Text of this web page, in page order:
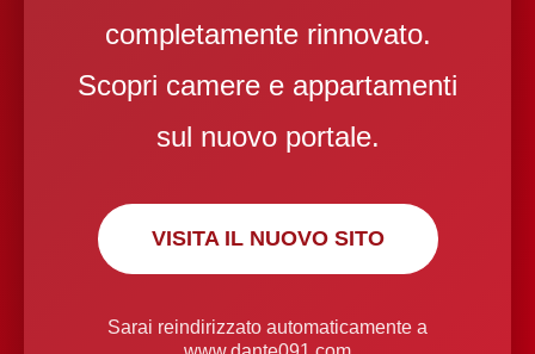
completamente rinnovato.
Scopri camere e appartamenti
sul nuovo portale.
VISITA IL NUOVO SITO
Sarai reindirizzato automaticamente a